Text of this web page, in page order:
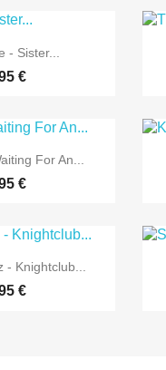
- Sister...
€
For An...
€
- Knightclub...
€